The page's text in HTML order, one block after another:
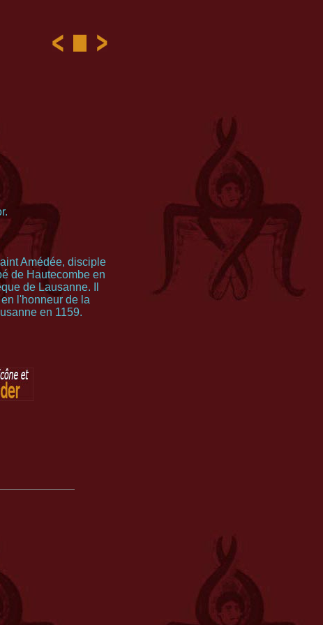
.
Amédée, disciple
de Hautecombe en
de Lausanne. Il
l'honneur de la
en 1159.